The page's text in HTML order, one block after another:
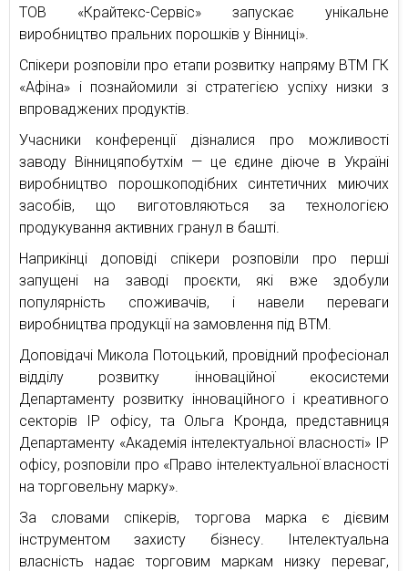
ТОВ «Крайтекс-Сервіс» запускає унікальне
виробництво пральних порошків у Вінниці».
Спікери розповіли про етапи розвитку напряму ВТМ ГК
«Афіна» і познайомили зі стратегією успіху низки з
впроваджених продуктів.
Учасники конференції дізналися про можливості
заводу Вінницяпобутхім — це єдине діюче в Україні
виробництво порошкоподібних синтетичних миючих
засобів, що виготовляються за технологією
продукування активних гранул в башті.
Наприкінці доповіді спікери розповіли про перші
запущені на заводі проєкти, які вже здобули
популярність споживачів, і навели переваги
виробництва продукції на замовлення під ВТМ.
Доповідачі Микола Потоцький, провідний професіонал
відділу розвитку інноваційної екосистеми
Департаменту розвитку інноваційного і креативного
секторів IP офісу, та Ольга Кронда, представниця
Департаменту «Академія інтелектуальної власності» IP
офісу, розповіли про «Право інтелектуальної власності
на торговельну марку».
За словами спікерів, торгова марка є дієвим
інструментом захисту бізнесу. Інтелектуальна
власність надає торговим маркам низку переваг,